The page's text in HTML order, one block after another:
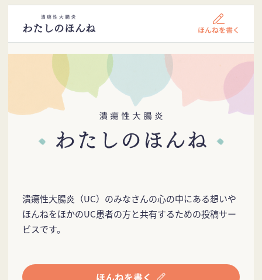
潰瘍性大腸炎（UC）のみなさんの心の中にある想いや
ほんねをほかのUC患者の方と共有するための投稿サー
ビスです。